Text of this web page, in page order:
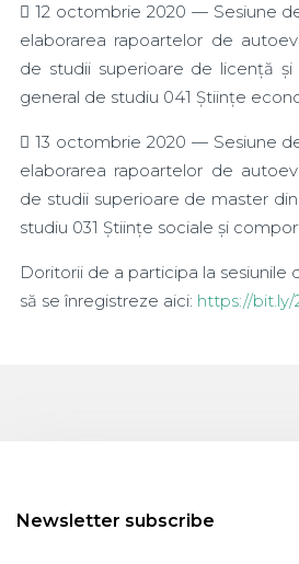
 12 octombrie 2020 — Sesiune
elaborarea rapoartelor de
de studii superioare de licență
general de studiu 041 Științe
 13 octombrie 2020 — Sesiune
elaborarea rapoartelor de
de studii superioare de master
studiu 031 Științe sociale și
Doritorii de a participa la sesiunile
să se înregistreze aici: https://bit.ly/
Newsletter subscribe